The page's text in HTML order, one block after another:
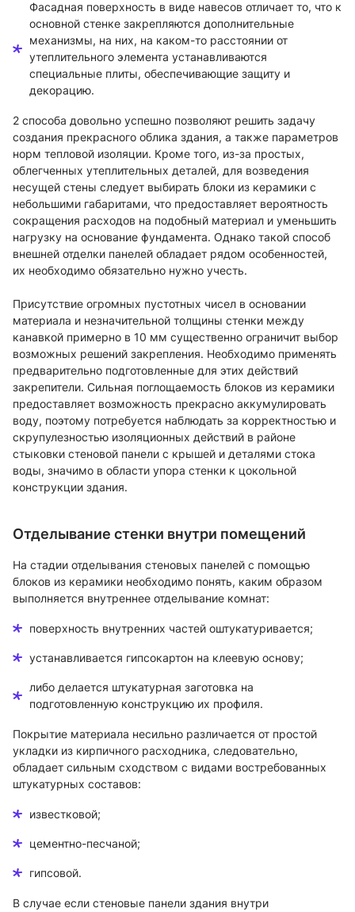
Фасадная поверхность в виде навесов отличает то, что к
основной стенке закрепляются дополнительные
механизмы, на них, на каком-то расстоянии от
утеплительного элемента устанавливаются
специальные плиты, обеспечивающие защиту и
декорацию.
2 способа довольно успешно позволяют решить задачу
создания прекрасного облика здания, а также параметров
норм тепловой изоляции. Кроме того, из-за простых,
облегченных утеплительных деталей, для возведения
несущей стены следует выбирать блоки из керамики с
небольшими габаритами, что предоставляет вероятность
сокращения расходов на подобный материал и уменьшить
нагрузку на основание фундамента. Однако такой способ
внешней отделки панелей обладает рядом особенностей,
их необходимо обязательно нужно учесть.
Присутствие огромных пустотных чисел в основании
материала и незначительной толщины стенки между
канавкой примерно в 10 мм существенно ограничит выбор
возможных решений закрепления. Необходимо применять
предварительно подготовленные для этих действий
закрепители. Сильная поглощаемость блоков из керамики
предоставляет возможность прекрасно аккумулировать
воду, поэтому потребуется наблюдать за корректностью и
скрупулезностью изоляционных действий в районе
стыковки стеновой панели с крышей и деталями стока
воды, значимо в области упора стенки к цокольной
конструкции здания.
Отделывание стенки внутри помещений
На стадии отделывания стеновых панелей с помощью
блоков из керамики необходимо понять, каким образом
выполняется внутреннее отделывание комнат:
поверхность внутренних частей оштукатуривается;
устанавливается гипсокартон на клеевую основу;
либо делается штукатурная заготовка на
подготовленную конструкцию их профиля.
Покрытие материала несильно различается от простой
укладки из кирпичного расходника, следовательно,
обладает сильным сходством с видами востребованных
штукатурных составов:
известковой;
цементно-песчаной;
гипсовой.
В случае если стеновые панели здания внутри